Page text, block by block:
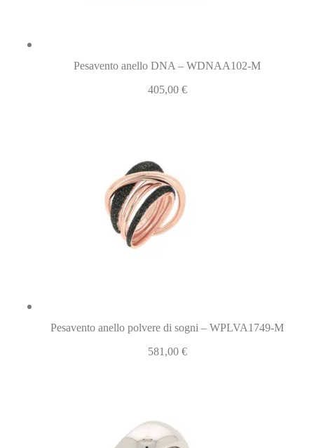
Pesavento anello DNA – WDNAA102-M
405,00 €
Pesavento anello polvere di sogni – WPLVA1749-M
581,00 €